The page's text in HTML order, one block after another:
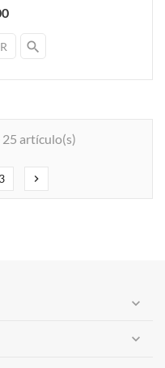
search
artículo(s)
3 chevron_right
expand_more
expand_more